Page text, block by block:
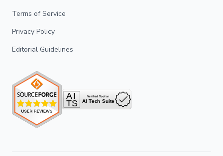
Terms of Service
Privacy Policy
Editorial Guidelines